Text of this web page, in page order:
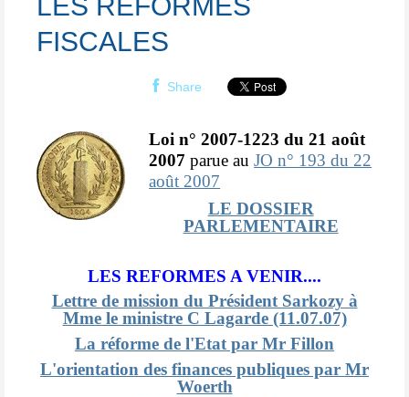
FISCALES
Share
Loi n° 2007-1223 du 21 août
2007 parue au JO n° 193 du 22
août 2007
LE DOSSIER
PARLEMENTAIRE
LES REFORMES A VENIR....
Lettre de mission du Président Sarkozy à
Mme le ministre C Lagarde (11.07.07)
La réforme de l'Etat par Mr Fillon
L'orientation des finances publiques par Mr
Woerth